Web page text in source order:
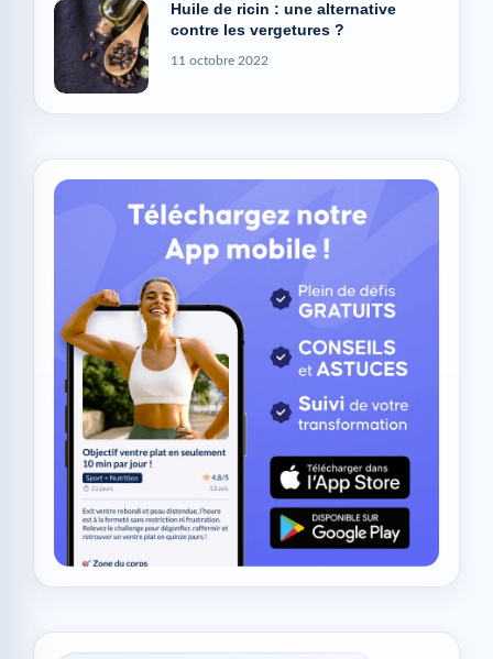
contre les vergetures ?
11 octobre 2022